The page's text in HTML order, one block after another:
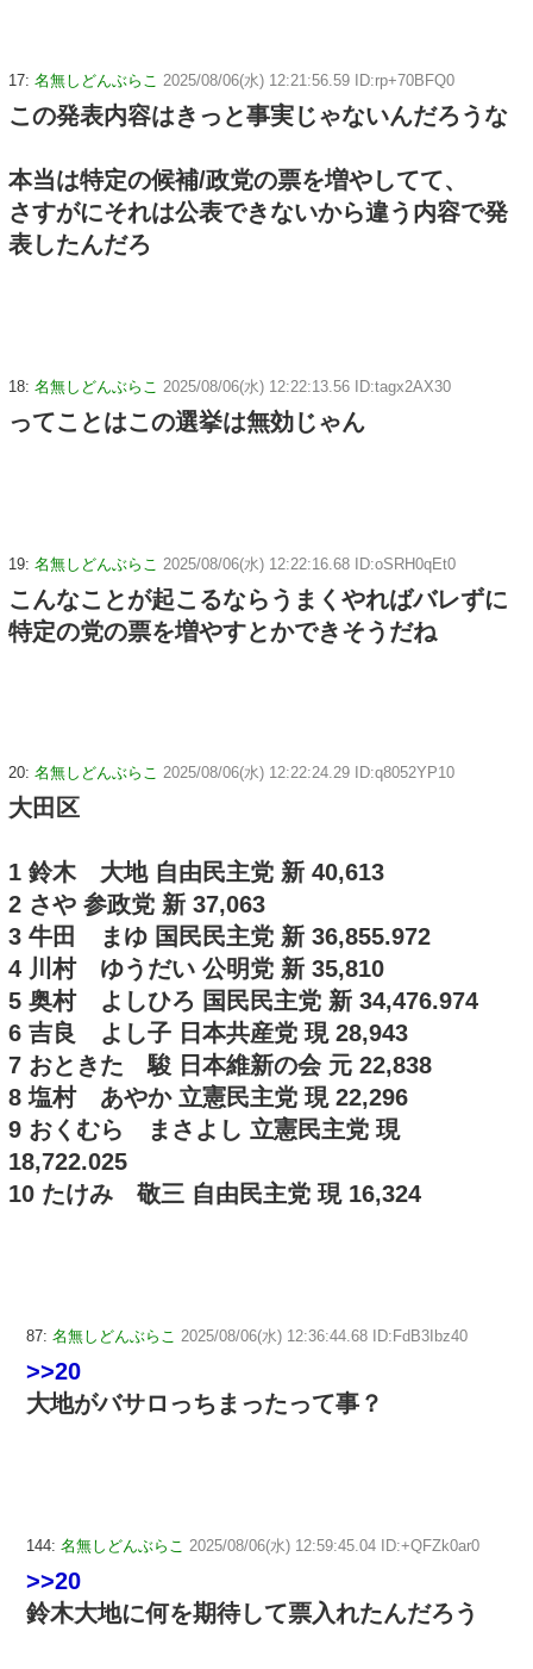
17: 名無しどんぶらこ 2025/08/06(水) 12:21:56.59 ID:rp+70BFQ0
この発表内容はきっと事実じゃないんだろうな
本当は特定の候補/政党の票を増やしてて、
さすがにそれは公表できないから違う内容で発
表したんだろ
18: 名無しどんぶらこ 2025/08/06(水) 12:22:13.56 ID:tagx2AX30
ってことはこの選挙は無効じゃん
19: 名無しどんぶらこ 2025/08/06(水) 12:22:16.68 ID:oSRH0qEt0
こんなことが起こるならうまくやればバレずに
特定の党の票を増やすとかできそうだね
20: 名無しどんぶらこ 2025/08/06(水) 12:22:24.29 ID:q8052YP10
大田区
1 鈴木 大地 自由民主党 新 40,613
2 さや 参政党 新 37,063
3 牛田 まゆ 国民民主党 新 36,855.972
4 川村 ゆうだい 公明党 新 35,810
5 奥村 よしひろ 国民民主党 新 34,476.974
6 吉良 よし子 日本共産党 現 28,943
7 おときた 駿 日本維新の会 元 22,838
8 塩村 あやか 立憲民主党 現 22,296
9 おくむら まさよし 立憲民主党 現
18,722.025
10 たけみ 敬三 自由民主党 現 16,324
87: 名無しどんぶらこ 2025/08/06(水) 12:36:44.68 ID:FdB3Ibz40
>>20
大地がバサロっちまったって事？
144: 名無しどんぶらこ 2025/08/06(水) 12:59:45.04 ID:+QFZk0ar0
>>20
鈴木大地に何を期待して票入れたんだろう